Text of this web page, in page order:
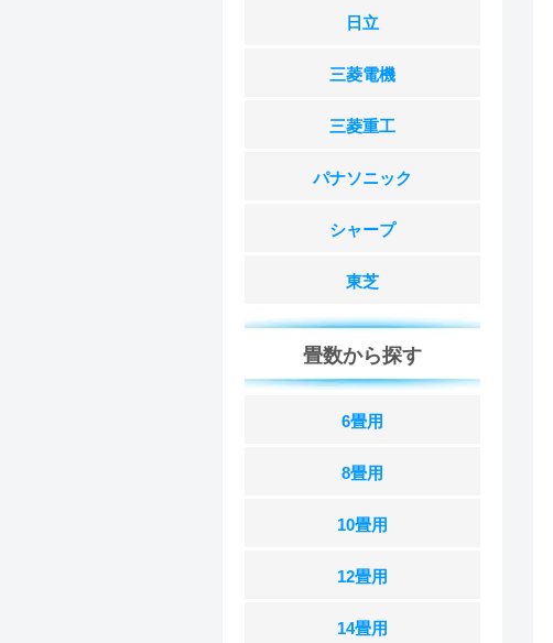
日立
三菱電機
三菱重工
パナソニック
シャープ
東芝
畳数から探す
6畳用
8畳用
10畳用
12畳用
14畳用